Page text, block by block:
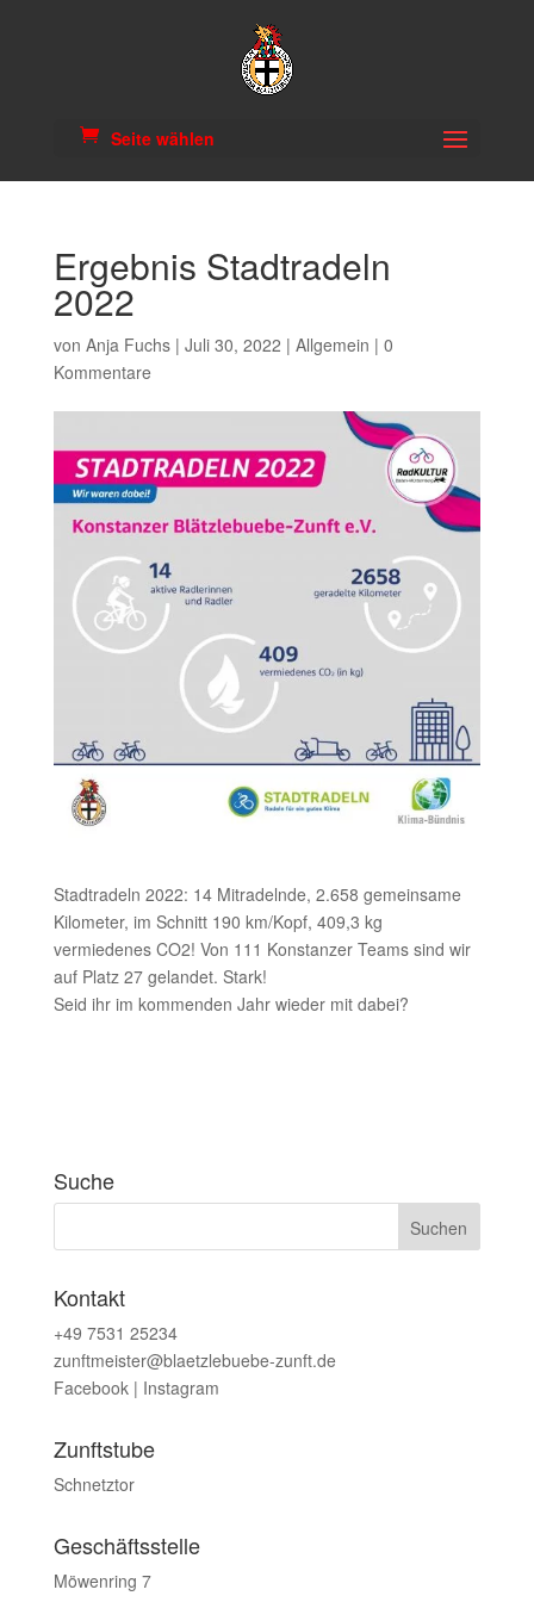
Seite wählen
Ergebnis Stadtradeln
2022
von Anja Fuchs| Juli 30, 2022 | Allgemein | 0
Kommentare
Stadtradeln 2022: 14 Mitradelnde, 2.658 gemeinsame
Kilometer, im Schnitt 190 km/Kopf, 409,3 kg
vermiedenes CO2! Von 111 Konstanzer Teams sind wir
auf Platz 27 gelandet. Stark!
Seid ihr im kommenden Jahr wieder mit dabei?
Suche
Kontakt
+49 7531 25234
zunftmeister@blaetzlebuebe-zunft.de
Facebook| Instagram
Zunftstube
Schnetztor
Geschäftsstelle
Möwenring 7